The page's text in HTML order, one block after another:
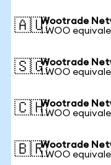
🇦🇺Wootrade
1 WOO
🇸🇬Wootrade
1 WOO
🇨🇭Wootrade
1 WOO
🇧🇷Wootrade
1 WOO